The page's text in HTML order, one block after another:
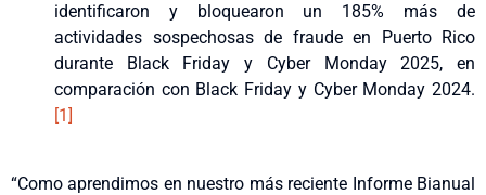
identificaron y bloquearon un 185% más de
actividades sospechosas de fraude en Puerto Rico
durante Black Friday y Cyber Monday 2025, en
comparación con Black Friday y Cyber Monday 2024.
[1]
“Como aprendimos en nuestro más reciente Informe Bianual